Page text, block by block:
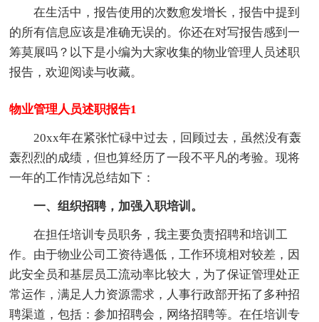
在生活中，报告使用的次数愈发增长，报告中提到
的所有信息应该是准确无误的。你还在对写报告感到一
筹莫展吗？以下是小编为大家收集的物业管理人员述职
报告，欢迎阅读与收藏。
物业管理人员述职报告1
20xx年在紧张忙碌中过去，回顾过去，虽然没有轰
轰烈烈的成绩，但也算经历了一段不平凡的考验。现将
一年的工作情况总结如下：
一、组织招聘，加强入职培训。
在担任培训专员职务，我主要负责招聘和培训工
作。由于物业公司工资待遇低，工作环境相对较差，因
此安全员和基层员工流动率比较大，为了保证管理处正
常运作，满足人力资源需求，人事行政部开拓了多种招
聘渠道，包括：参加招聘会，网络招聘等。在任培训专